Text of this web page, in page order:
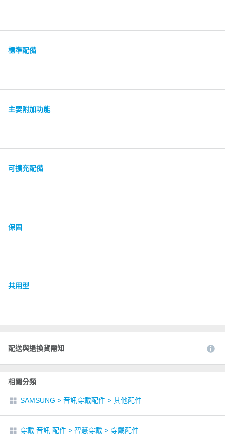
標準配備
主要附加功能
可擴充配備
保固
共用型
配送與退換貨需知
相關分類
SAMSUNG > 音訊穿戴配件 > 其他配件
穿戴 音訊 配件 > 智慧穿戴 > 穿戴配件